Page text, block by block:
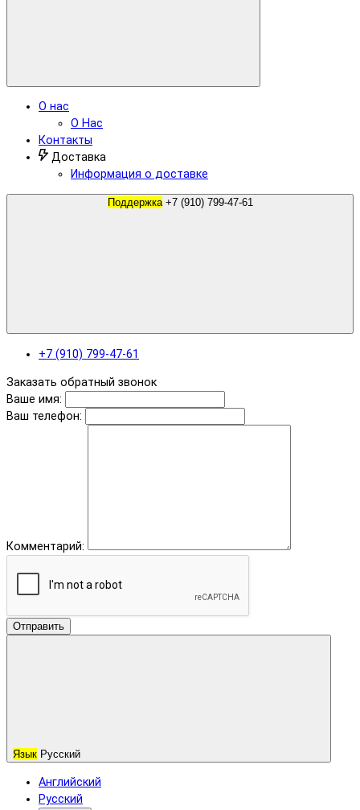
О нас
О Нас
Контакты
Доставка
Информация о доставке
Поддержка +7 (910) 799-47-61
+7 (910) 799-47-61
Заказать обратный звонок
Ваше имя:
Ваш телефон:
Комментарий:
Отправить
Язык Русский
Английский
Русский